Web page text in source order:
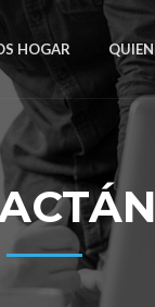
HOGAR